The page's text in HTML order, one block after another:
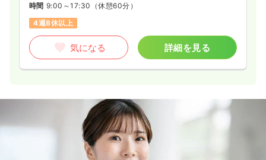
時間 9:00～17:30 （休憩60分）
4週8休以上
気になる 詳細を見る